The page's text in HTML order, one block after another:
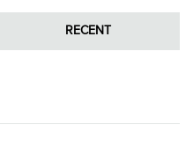
RECENT